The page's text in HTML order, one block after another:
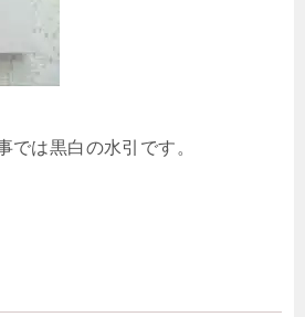
では黒白の水引です。